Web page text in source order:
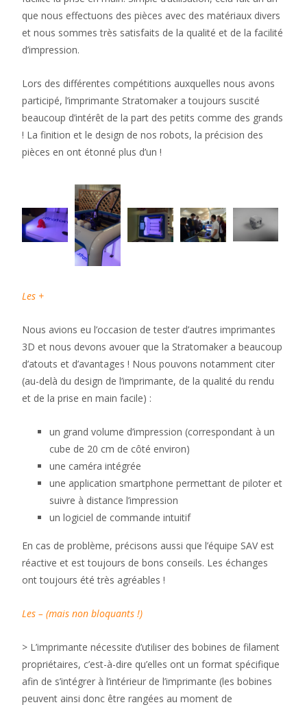
que nous effectuons des pièces avec des matériaux divers
et nous sommes très satisfaits de la qualité et de la facilité
d’impression.
Lors des différentes compétitions auxquelles nous avons
participé, l’imprimante Stratomaker a toujours suscité
beaucoup d’intérêt de la part des petits comme des grands
! La finition et le design de nos robots, la précision des
pièces en ont étonné plus d’un !
Les +
Nous avions eu l’occasion de tester d’autres imprimantes
3D et nous devons avouer que la Stratomaker a beaucoup
d’atouts et d’avantages ! Nous pouvons notamment citer
(au-delà du design de l’imprimante, de la qualité du rendu
et de la prise en main facile) :
un grand volume d’impression (correspondant à un
cube de 20 cm de côté environ)
une caméra intégrée
une application smartphone permettant de piloter et
suivre à distance l’impression
un logiciel de commande intuitif
En cas de problème, précisons aussi que l’équipe SAV est
réactive et est toujours de bons conseils. Les échanges
ont toujours été très agréables !
Les – (mais non bloquants !)
> L’imprimante nécessite d’utiliser des bobines de filament
propriétaires, c’est-à-dire qu’elles ont un format spécifique
afin de s’intégrer à l’intérieur de l’imprimante (les bobines
peuvent ainsi donc être rangées au moment de